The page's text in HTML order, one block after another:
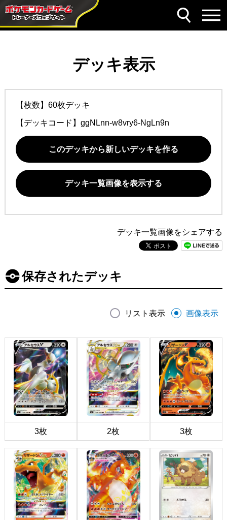
デッキ表示
【枚数】60枚デッキ
【デッキコード】 ggNLnn-w8vry6-NgLn9n
このデッキから新しいデッキを作る
デッキ一覧画像を表示する
デッキ一覧画像をシェアする
保存されたデッキ
リスト表示 画像表示
3枚 2枚 3枚